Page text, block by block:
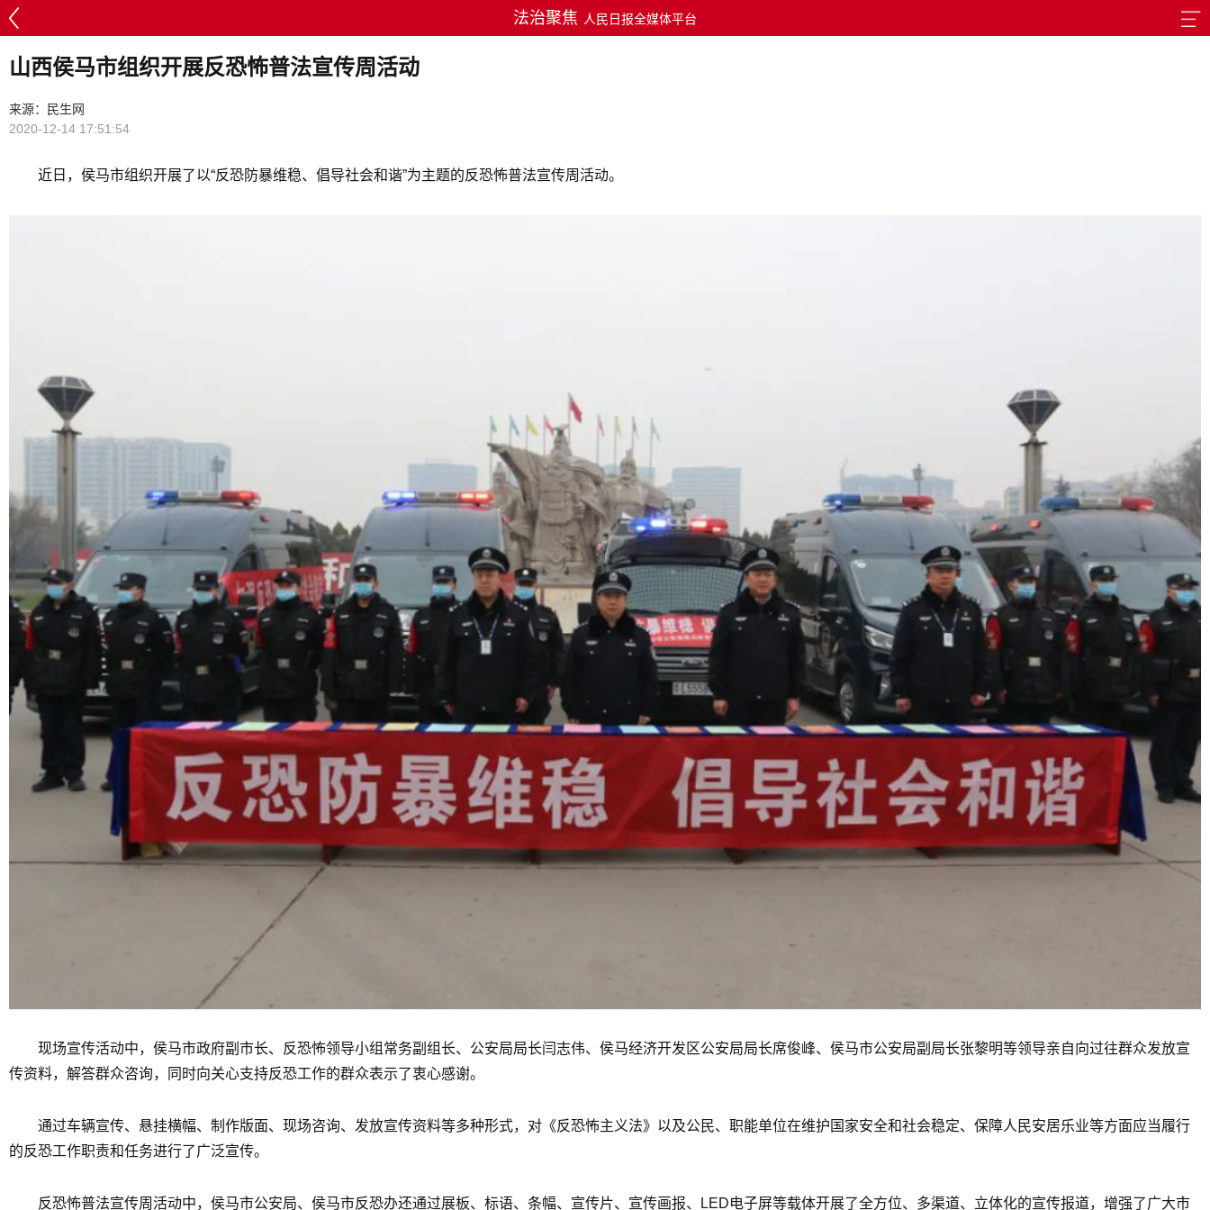
法治聚焦 人民日报全媒体平台
山西侯马市组织开展反恐怖普法宣传周活动
来源：民生网
2020-12-14 17:51:54
近日，侯马市组织开展了以“反恐防暴维稳、倡导社会和谐”为主题的反恐怖普法宣传周活动。
现场宣传活动中，侯马市政府副市长、反恐怖领导小组常务副组长、公安局局长闫志伟、侯马经济开发区公安局局长席俊峰、侯马市公安局副局长张黎明等领导亲自向过往群众发放宣
传资料，解答群众咨询，同时向关心支持反恐工作的群众表示了衷心感谢。
通过车辆宣传、悬挂横幅、制作版面、现场咨询、发放宣传资料等多种形式，对《反恐怖主义法》以及公民、职能单位在维护国家安全和社会稳定、保障人民安居乐业等方面应当履行
的反恐工作职责和任务进行了广泛宣传。
反恐怖普法宣传周活动中，侯马市公安局、侯马市反恐办还通过展板、标语、条幅、宣传片、宣传画报、LED电子屏等载体开展了全方位、多渠道、立体化的宣传报道，增强了广大市